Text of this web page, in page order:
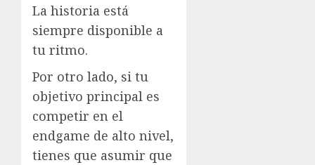
La historia está
siempre disponible a
tu ritmo.
Por otro lado, si tu
objetivo principal es
competir en el
endgame de alto nivel,
tienes que asumir que